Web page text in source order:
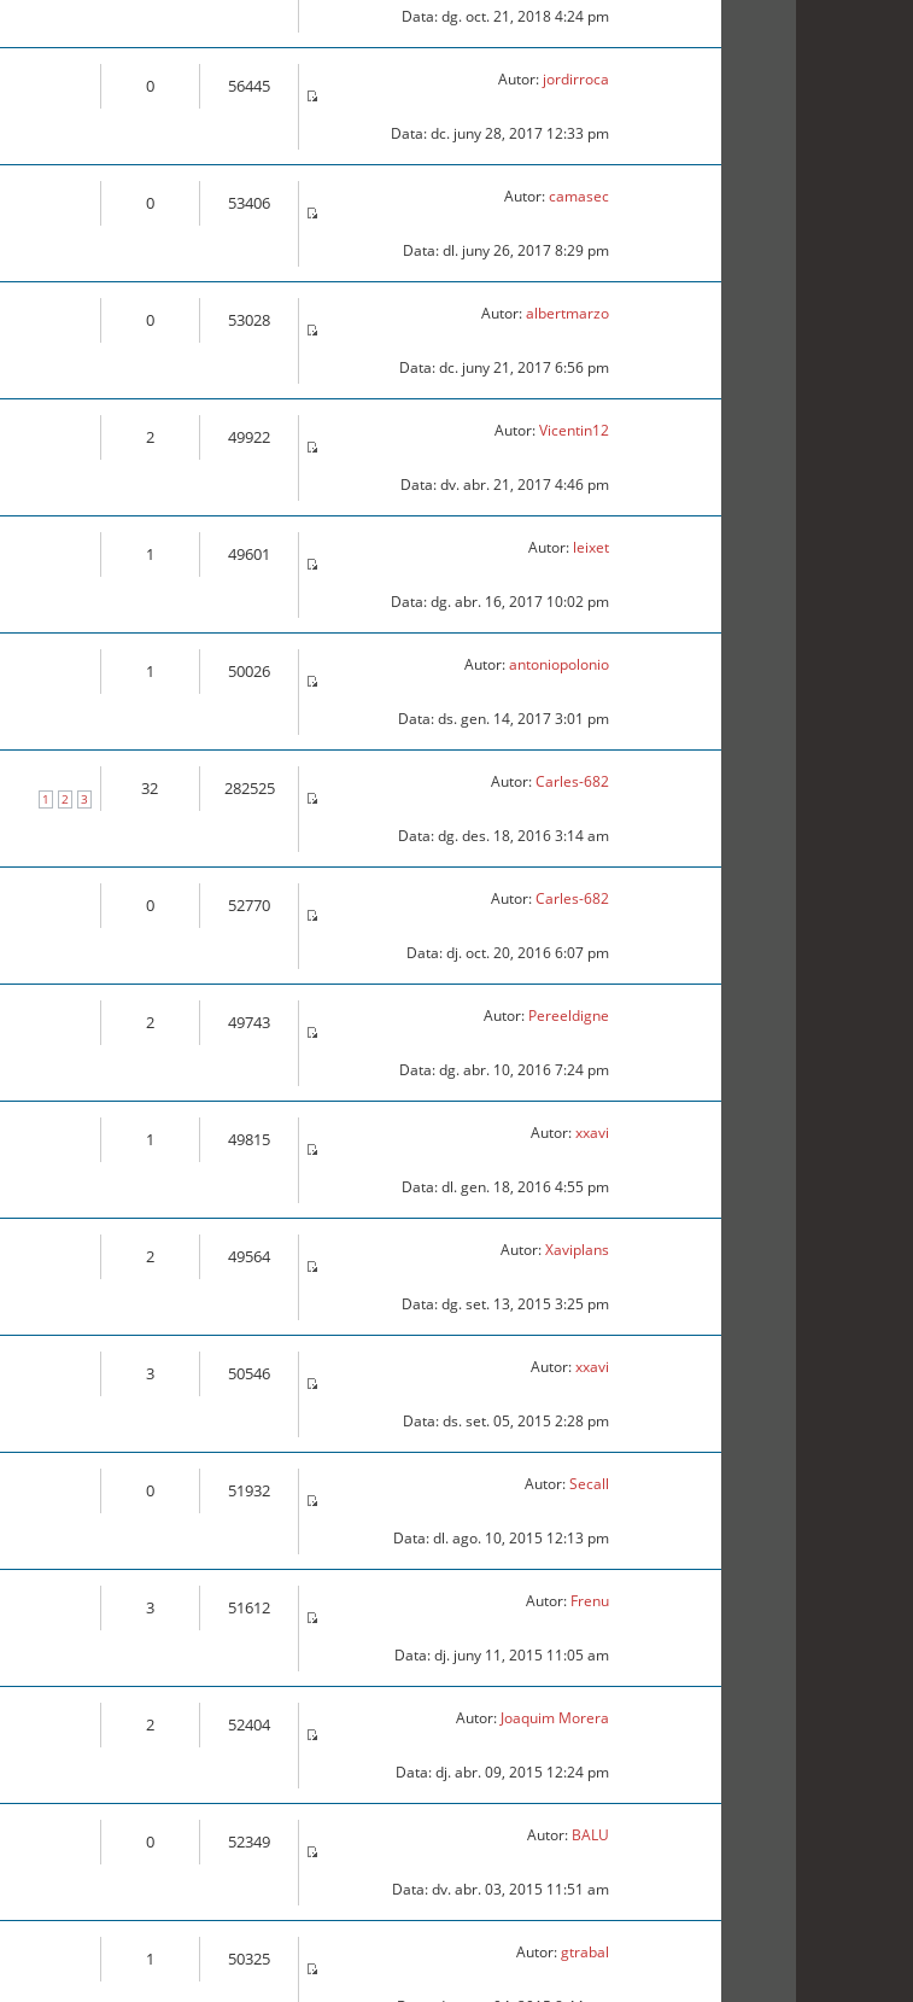
Data: dg. oct. 21, 2018 4:24 pm
0 56445 Autor: jordirroca
Data: dc. juny 28, 2017 12:33 pm
0 53406 Autor:camasec
Data: dl. juny 26, 2017 8:29 pm
0 53028 Autor:albertmarzo
Data: dc. juny 21, 2017 6:56 pm
2 49922 Autor:Vicentin12
Data: dv. abr. 21, 2017 4:46 pm
1 49601 Autor: leixet
Data: dg. abr. 16, 2017 10:02 pm
1 50026 Autor:antoniopolonio
Data: ds. gen. 14, 2017 3:01 pm
1 2 3
32 282525 Autor:Carles-682
Data: dg. des. 18, 2016 3:14 am
0 52770 Autor:Carles-682
Data: dj. oct. 20, 2016 6:07 pm
2 49743 Autor: Pereeldigne
Data: dg. abr. 10, 2016 7:24 pm
1 49815 Autor:xxavi
Data: dl. gen. 18, 2016 4:55 pm
2 49564 Autor:Xaviplans
Data: dg. set. 13, 2015 3:25 pm
3 50546 Autor:xxavi
Data: ds. set. 05, 2015 2:28 pm
0 51932 Autor:Secall
Data: dl. ago. 10, 2015 12:13 pm
3 51612 Autor: Frenu
Data: dj. juny 11, 2015 11:05 am
2 52404 Autor: Joaquim Morera
Data: dj. abr. 09, 2015 12:24 pm
0 52349 Autor: BALU
Data: dv. abr. 03, 2015 11:51 am
1 50325 Autor:gtrabal